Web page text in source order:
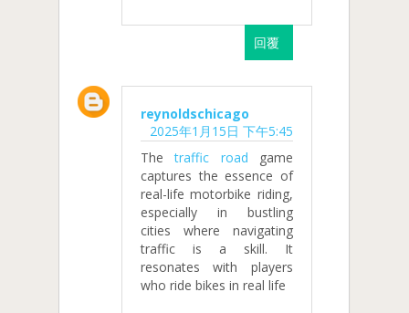
回覆
reynoldschicago
2025年1月15日 下午5:45
Thetraffic road game
captures the essence of
real-life motorbike riding,
especially in bustling
cities where navigating
traffic is a skill. It
resonates with players
who ride bikes in real life